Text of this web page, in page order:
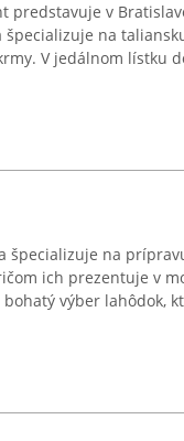
predstavuje v
na
V jedálnom lístku
špecializuje na
ich prezentuje v
výber lahôdok,